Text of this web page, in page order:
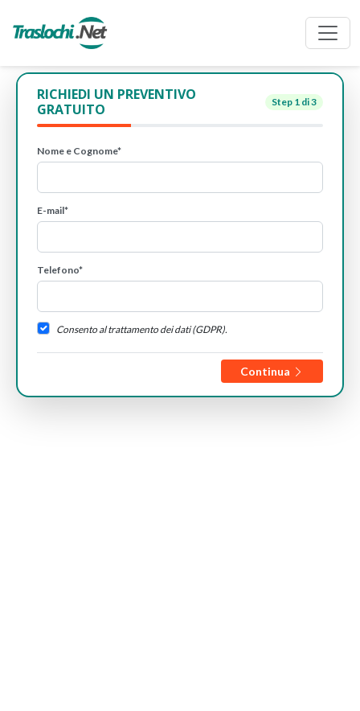
RICHIEDI UN PREVENTIVO
GRATUITO
Step 1 di 3
Nome e Cognome*
E-mail*
Telefono*
Consento al trattamento dei dati (GDPR).
Continua